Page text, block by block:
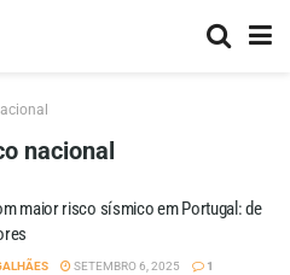
nacional
maior risco sísmico em Portugal: de
SETEMBRO 6, 2025 1